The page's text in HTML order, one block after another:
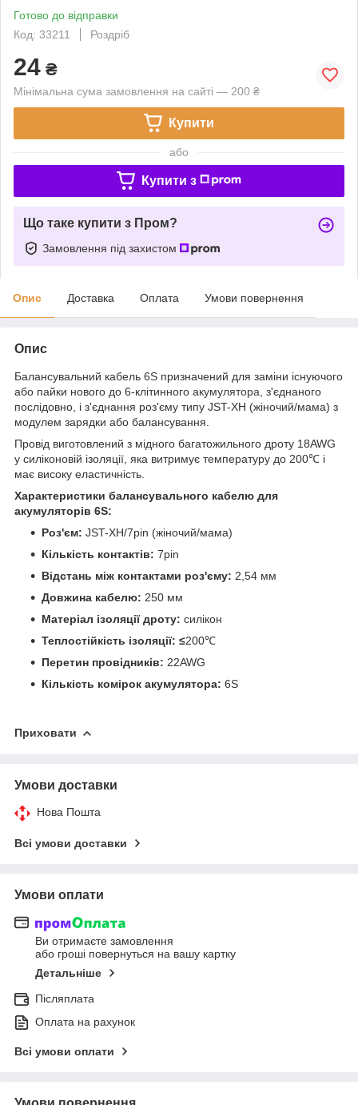
Готово до відправки
Код: 33211
Роздріб
24 ₴
Мінімальна сума замовлення на сайті — 200 ₴
Купити
або
Купити з
Що таке купити з Пром?
Замовлення під захистом
Опис Доставка Оплата Умови повернення
Опис
Балансувальний кабель 6S призначений для заміни існуючого
або пайки нового до 6-клітинного акумулятора , з'єднаного
послідовно, і з'єднання роз'єму типу JST-XH (жіночий/мама) з
модулем зарядки або балансування.
Провід виготовлений з мідного багатожильного дроту 18AWG
у силіконовій ізоляції, яка витримує температуру до 200℃ і
має високу еластичність.
Характеристики балансувального кабелю для
акумуляторів 6S:
Роз'єм: JST-XH/7pin (жіночий/мама)
Кількість контактів: 7pin
Відстань між контактами роз'єму: 2,54 мм
Довжина кабелю: 250 мм
Матеріал ізоляції дроту: силікон
Теплостійкість ізоляції: ≤200℃
Перетин провідників: 22AWG
Кількість комірок акумулятора: 6S
Приховати
Умови доставки
Нова Пошта
Всі умови доставки
Умови оплати
Ви отримаєте замовлення
або гроші повернуться на вашу картку
Детальніше
Післяплата
Оплата на рахунок
Всі умови оплати